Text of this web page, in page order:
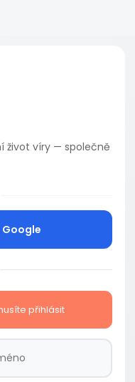
život víry — společně
přihlásit